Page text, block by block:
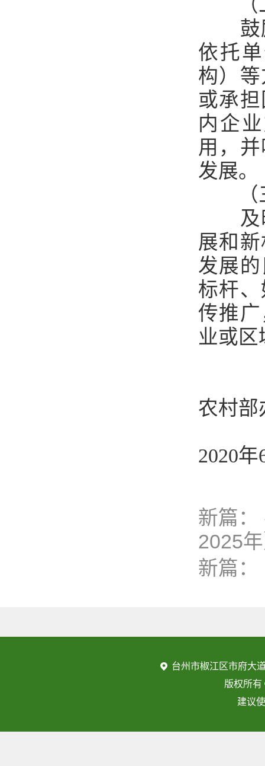
依托
构）
或承
内企
用，
发展。
展和
发展
标杆
传推
业或区
农村部
2020年
新篇：
2025
新篇：
台州市椒江区市府大
版权所
建议